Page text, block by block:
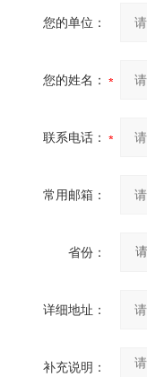
您的单位：
您的姓名：
联系电话：
常用邮箱：
省份：
详细地址：
补充说明：